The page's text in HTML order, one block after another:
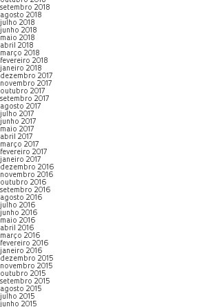
setembro 2018
agosto 2018
julho 2018
junho 2018
maio 2018
abril 2018
março 2018
fevereiro 2018
janeiro 2018
dezembro 2017
novembro 2017
outubro 2017
setembro 2017
agosto 2017
julho 2017
junho 2017
maio 2017
abril 2017
março 2017
fevereiro 2017
janeiro 2017
dezembro 2016
novembro 2016
outubro 2016
setembro 2016
agosto 2016
julho 2016
junho 2016
maio 2016
abril 2016
março 2016
fevereiro 2016
janeiro 2016
dezembro 2015
novembro 2015
outubro 2015
setembro 2015
agosto 2015
julho 2015
junho 2015